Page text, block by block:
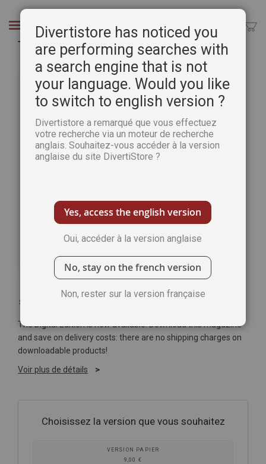
Chercher
The Art of Watercolour n°13 Digital Edition
Passer
galerie
d’images
Soyez le premier à commenter ce produit
The Digital Edition is now available! Download this magazine
and save on delivery costs: there are no shipping charges on
downloadable products!
Voir plus de détails
Choisissez la version que vous souhaitez
VERSION PAPIER
9,00 €
Divertistore has noticed you
are performing searches with
a search engine that is not
your language. Would you like
to switch to english version ?
Divertistore a remarqué que vous effectuez
votre recherche via un moteur de recherche
anglais. Souhaitez-vous accéder à la version
anglaise du site DivertiStore ?
Yes, access the english version
Oui, accéder à la version anglaise
No, stay on the french version
Non, rester sur la version française